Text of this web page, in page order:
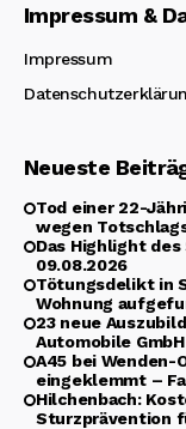
Impressum &
Impressum
Neueste
Tod einer 22-
wegen
Das Highlight
09.08.2026
Tötungsdelikt in
Wohnung
23 neue
Automobile GmbH
A45 bei
eingeklemmt –
Hilchenbach:
Sturzprävention